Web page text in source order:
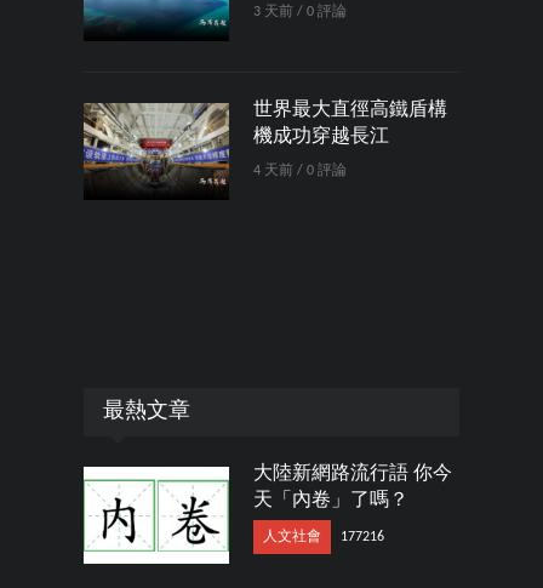
3 天前 / 0 評論
世界最大直徑高鐵盾構
機成功穿越長江
4 天前 / 0 評論
最熱文章
大陸新網路流行語 你今
天「內卷」了嗎？
人文社會 177216